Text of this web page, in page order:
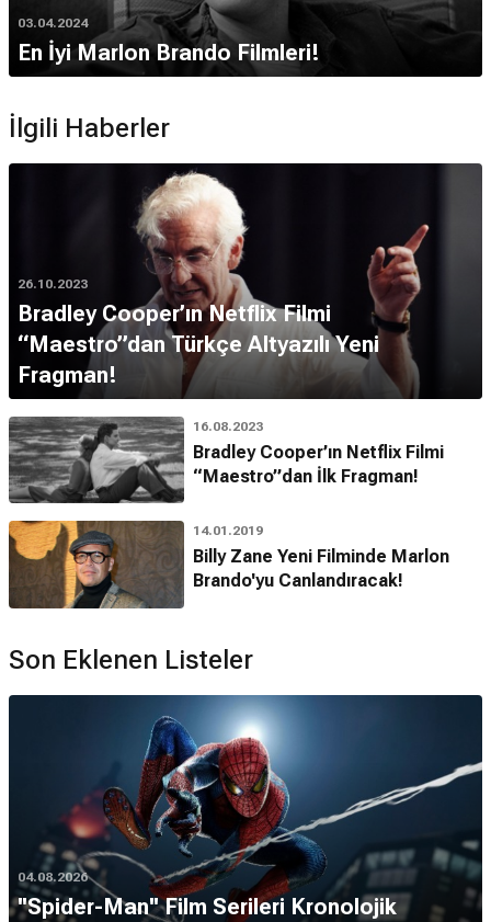
03.04.2024
En İyi Marlon Brando Filmleri!
İlgili Haberler
26.10.2023
Bradley Cooper’ın Netflix Filmi
“Maestro”dan Türkçe Altyazılı Yeni
Fragman!
16.08.2023
Bradley Cooper’ın Netflix Filmi
“Maestro”dan İlk Fragman!
14.01.2019
Billy Zane Yeni Filminde Marlon
Brando'yu Canlandıracak!
Son Eklenen Listeler
04.08.2026
''Spider-Man'' Film Serileri Kronolojik